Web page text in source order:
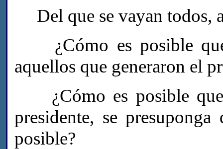
Del que se vayan todos,
¿Cómo es posible
aquellos que generaron el
¿Cómo es posible que
presidente, se
posible?